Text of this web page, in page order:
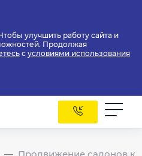
улучшить работу сайта и
Продолжая
с условиями использования